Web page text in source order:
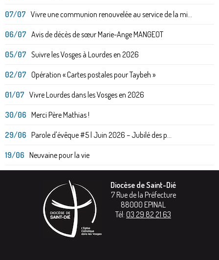
07/07 Vivre une communion renouvelée au service de la mi...
06/07 Avis de décès de sœur Marie-Ange MANGEOT
05/07 Suivre les Vosges à Lourdes en 2026
02/07 Opération « Cartes postales pour Taybeh »
01/07 Vivre Lourdes dans les Vosges en 2026
30/06 Merci Père Mathias !
29/06 Parole d'évêque #5 | Juin 2026 – Jubilé des p...
19/06 Neuvaine pour la vie
Diocèse de Saint-Dié
7 Rue de la Préfecture
88000 EPINAL
Tél: 03 29 82 21 63